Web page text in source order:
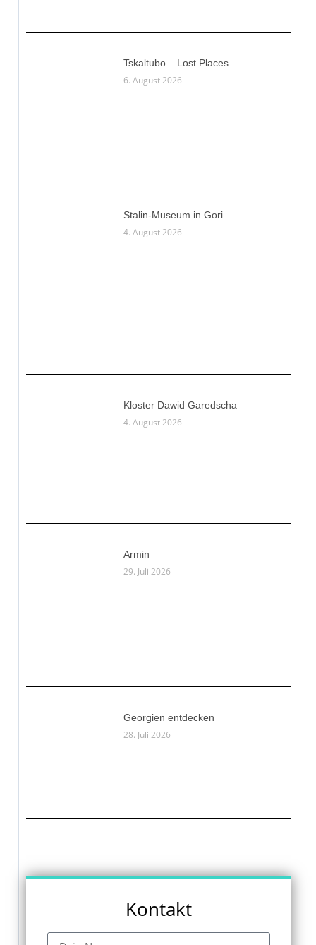
Tskaltubo – Lost Places
6. August 2026
Stalin-Museum in Gori
4. August 2026
Kloster Dawid Garedscha
4. August 2026
Armin
29. Juli 2026
Georgien entdecken
28. Juli 2026
Kontakt